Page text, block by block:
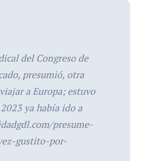
del Congreso de
presumió, otra
a Europa; estuvo
ya había ido a
presume-
gustito-por-